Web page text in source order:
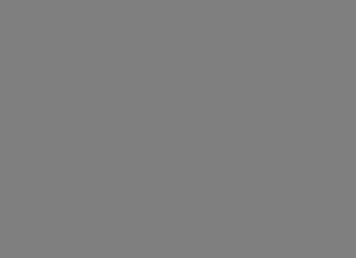
Brand
- Integrated